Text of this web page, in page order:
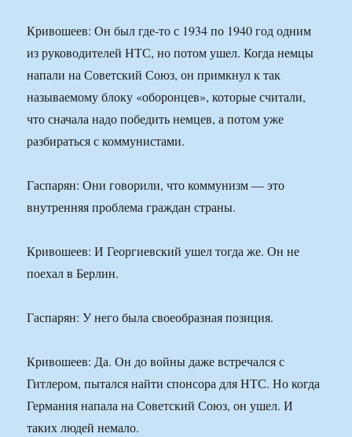
Кривошеев: Он был где-то с 1934 по 1940 год одним
из руководителей НТС, но потом ушел. Когда немцы
напали на Советский Союз, он примкнул к так
называемому блоку «оборонцев», которые считали,
что сначала надо победить немцев, а потом уже
разбираться с коммунистами.
Гаспарян: Они говорили, что коммунизм — это
внутренняя проблема граждан страны.
Кривошеев: И Георгиевский ушел тогда же. Он не
поехал в Берлин.
Гаспарян: У него была своеобразная позиция.
Кривошеев: Да. Он до войны даже встречался с
Гитлером, пытался найти спонсора для НТС. Но когда
Германия напала на Советский Союз, он ушел. И
таких людей немало.